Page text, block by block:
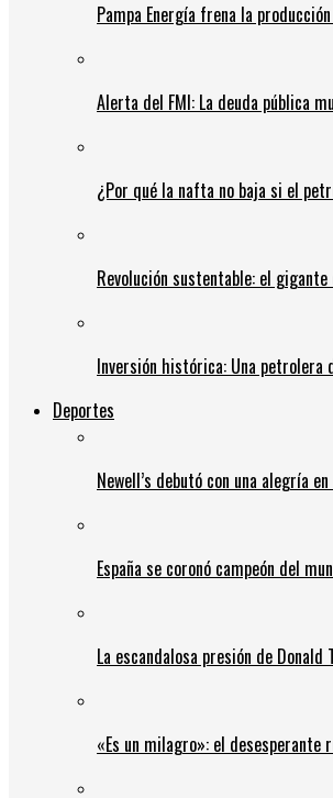
Pampa Energía frena la
Alerta del FMI: La deuda pública
¿Por qué la nafta no baja si el
Revolución sustentable: el
Inversión histórica: Una petrolera
Deportes
Newell’s debutó con una alegría
España se coronó campeón del
La escandalosa presión de
«Es un milagro»: el